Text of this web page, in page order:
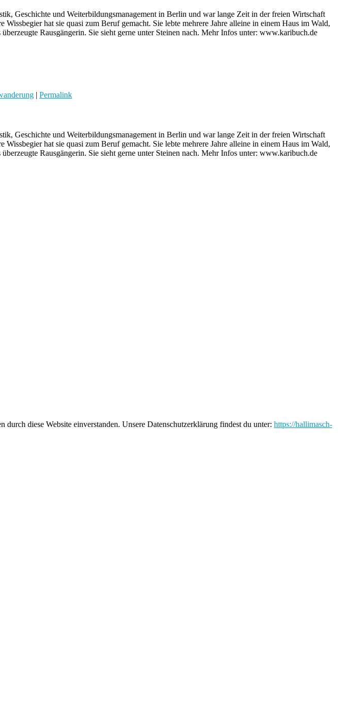
Geschichte und Weiterbildungsmanagement in Berlin und war lange Zeit in der freien Wirtschaft
hat sie quasi zum Beruf gemacht. Sie lebte mehrere Jahre alleine in einem Haus im Wald,
Rausgängerin. Sie sieht gerne unter Steinen nach. Mehr Infos unter: www.karibuch.de
| Permalink
Geschichte und Weiterbildungsmanagement in Berlin und war lange Zeit in der freien Wirtschaft
hat sie quasi zum Beruf gemacht. Sie lebte mehrere Jahre alleine in einem Haus im Wald,
Rausgängerin. Sie sieht gerne unter Steinen nach. Mehr Infos unter: www.karibuch.de
diese Website einverstanden. Unsere Datenschutzerklärung findest du unter: https://hallimasch-